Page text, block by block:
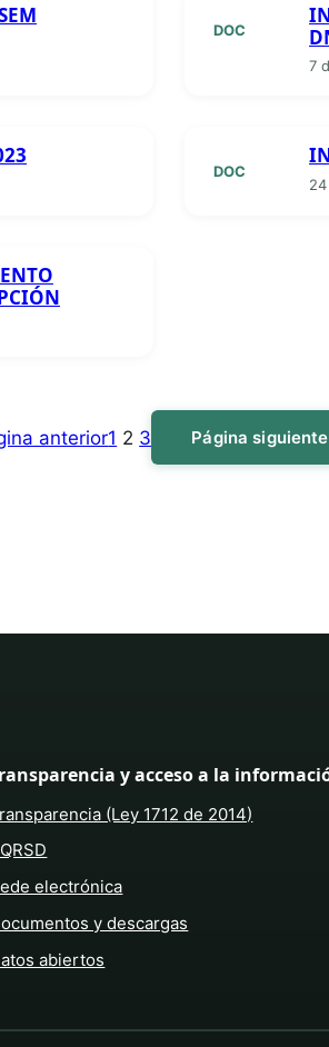
DOC
7
DOC
anterior1 2 3 Página siguiente
y acceso a la
(Ley 1712 de 2014)
electrónica
y descargas
abiertos